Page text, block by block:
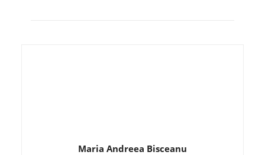
Maria Andreea Bisceanu